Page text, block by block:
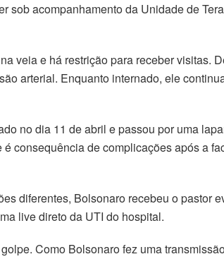
acompanhamento da Unidade de
veia e há restrição para receber visitas.
arterial. Enquanto internado, ele
no dia 11 de abril e passou por uma
consequência de complicações após a
diferentes, Bolsonaro recebeu o pastor
live direto da UTI do hospital.
Como Bolsonaro fez uma